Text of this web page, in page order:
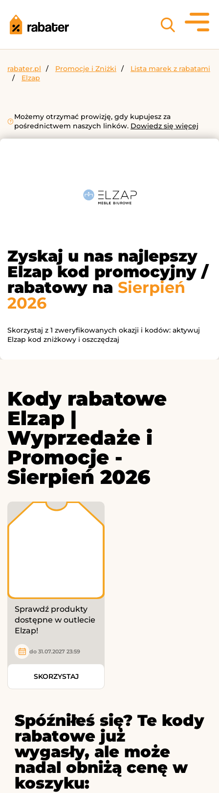
rabater.pl Promocje i Zniżki
Lista marek z rabatami
Elzap
Możemy otrzymać prowizję, gdy kupujesz za
pośrednictwem naszych linków. Dowiedz się więcej
Zyskaj u nas najlepszy
Elzap kod promocyjny /
rabatowy na Sierpień
2026
Skorzystaj z 1 zweryfikowanych okazji i kodów: aktywuj
Elzap kod zniżkowy i oszczędzaj
Kody rabatowe
Elzap |
Wyprzedaże i
Promocje -
Sierpień 2026
Sprawdź produkty
dostępne w outlecie
Elzap!
do 31.07.2027 23:59
SKORZYSTAJ
Spóźniłeś się? Te kody
rabatowe już
wygasły, ale może
nadal obniżą cenę w
koszyku: